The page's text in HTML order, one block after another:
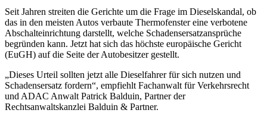
Seit Jahren streiten die Gerichte um die Frage im Dieselskandal, ob
das in den meisten Autos verbaute Thermofenster eine verbotene
Abschalteinrichtung darstellt, welche Schadensersatzansprüche
begründen kann. Jetzt hat sich das höchste europäische Gericht
(EuGH) auf die Seite der Autobesitzer gestellt.
„Dieses Urteil sollten jetzt alle Dieselfahrer für sich nutzen und
Schadensersatz fordern“, empfiehlt Fachanwalt für Verkehrsrecht
und ADAC Anwalt Patrick Balduin, Partner der
Rechtsanwaltskanzlei Balduin & Partner.